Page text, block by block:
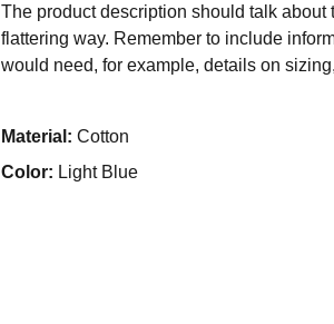
The product description should talk about
flattering way. Remember to include
would need, for example, details on
Material: Cotton
Color: Light Blue